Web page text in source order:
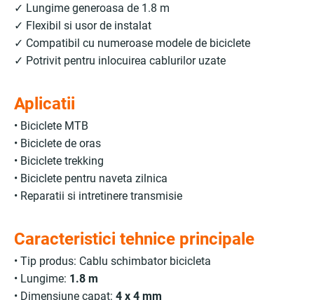
✓ Lungime generoasa de 1.8 m
✓ Flexibil si usor de instalat
✓ Compatibil cu numeroase modele de biciclete
✓ Potrivit pentru inlocuirea cablurilor uzate
Aplicatii
• Biciclete MTB
• Biciclete de oras
• Biciclete trekking
• Biciclete pentru naveta zilnica
• Reparatii si intretinere transmisie
Caracteristici tehnice principale
• Tip produs: Cablu schimbator bicicleta
• Lungime: 1.8 m
• Dimensiune capat: 4 x 4 mm